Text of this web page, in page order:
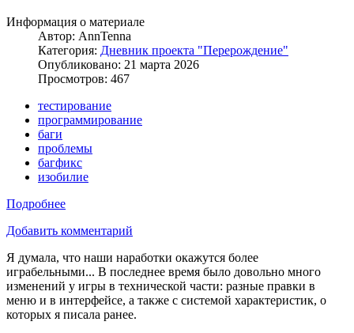
Информация о материале
Автор: AnnTenna
Категория: Дневник проекта "Перерождение"
Опубликовано: 21 марта 2026
Просмотров: 467
тестирование
программирование
баги
проблемы
багфикс
изобилие
Подробнее
Добавить комментарий
Я думала, что наши наработки окажутся более
играбельными... В последнее время было довольно много
изменений у игры в технической части: разные правки в
меню и в интерфейсе, а также с системой характеристик, о
которых я писала ранее.